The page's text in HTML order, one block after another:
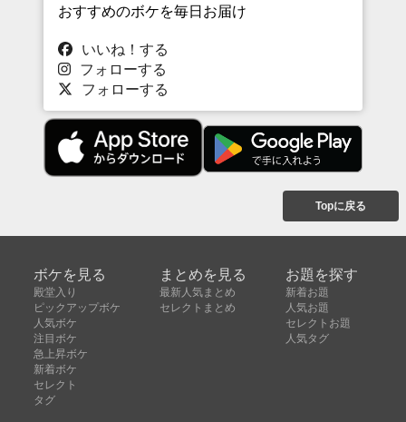
おすすめのボケを毎日お届け
いいね！する
フォローする
フォローする
Topに戻る
ボケを見る
殿堂入り
ピックアップボケ
人気ボケ
注目ボケ
急上昇ボケ
新着ボケ
セレクト
タグ
まとめを見る
最新人気まとめ
セレクトまとめ
お題を探す
新着お題
人気お題
セレクトお題
人気タグ